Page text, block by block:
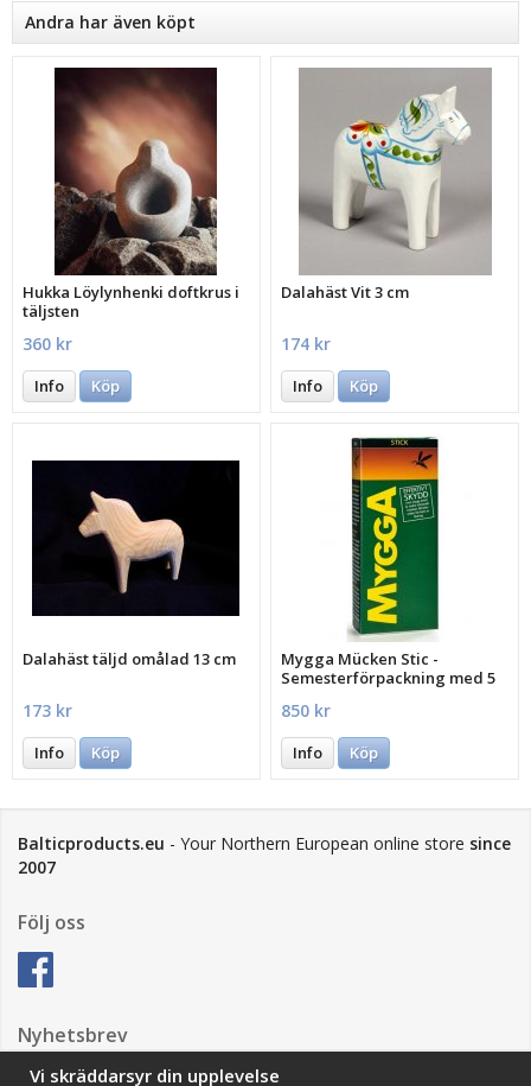
Andra har även köpt
Hukka Löylynhenki doftkrus i
täljsten
360 kr
Info Köp
Dalahäst Vit 3 cm
174 kr
Info Köp
Dalahäst täljd omålad 13 cm
173 kr
Info Köp
Mygga Mücken Stic -
Semesterförpackning med 5
850 kr
Info Köp
Balticproducts.eu - Your Northern European online store since
2007
Följ oss
Nyhetsbrev
Vi skräddarsyr din upplevelse